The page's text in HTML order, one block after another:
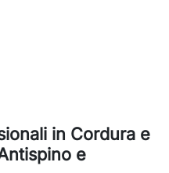
in Cordura e
e